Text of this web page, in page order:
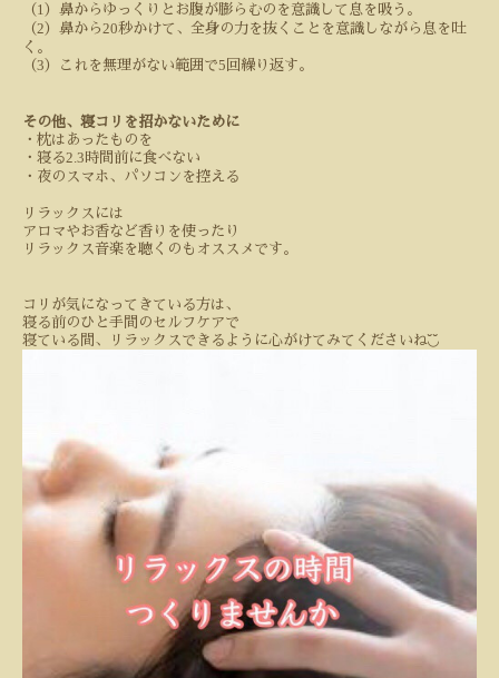
（ 1 ）鼻からゆっくりとお腹が膨らむのを意識して息を吸う。
（2 ）鼻から20秒かけて、全身の力を抜くことを意識しながら息を吐
く。
（3 ）これを無理がない範囲で5 回繰り返す。
その他、寝コリを招かないために
・枕はあったものを
・寝る2.3 時間前に食べない
・夜のスマホ、パソコンを控える
リラックスには
アロマやお香など香りを使ったり
リラックス音楽を聴くのもオススメです。
コリが気になってきている方は、
寝る前のひと手間のセルフケアで
寝ている間、リラックスできるように心がけてみてくださいね◟̆◞̆